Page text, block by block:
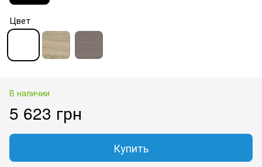
Цвет
В наличии
5 623 грн
Купить